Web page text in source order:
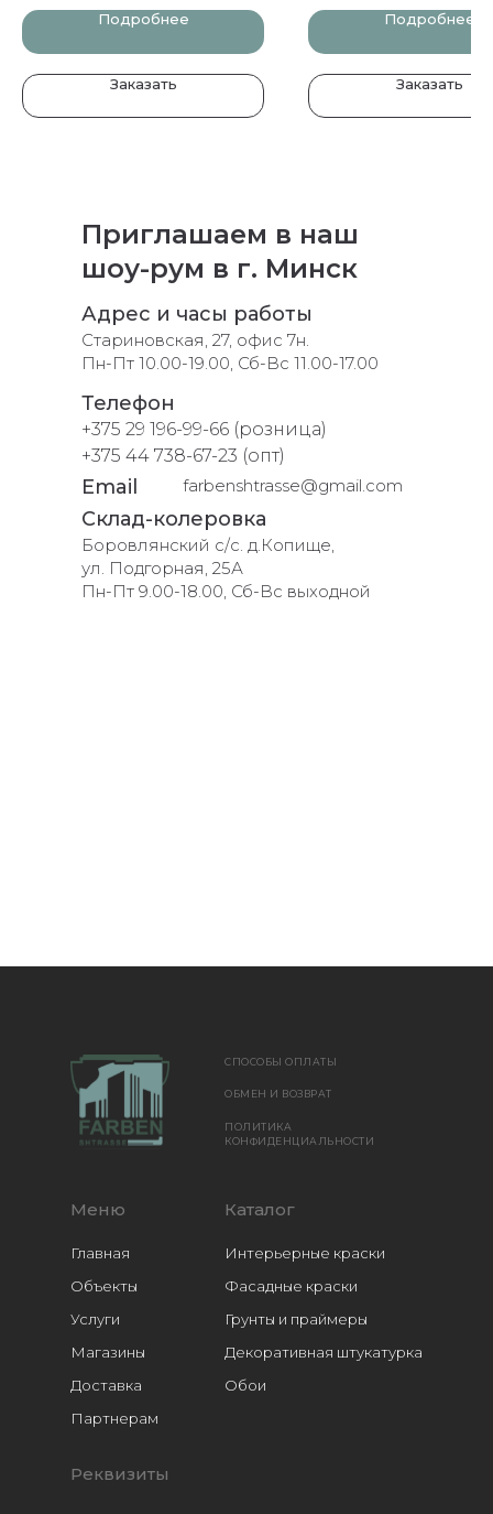
Подробнее
Заказать
Подробнее
Заказать
Приглашаем в наш
шоу-рум в г. Минск
Адрес и часы работы
Стариновская, 27, офис 7н.
Пн-Пт 10.00-19.00, Сб-Вс 11.00-17.00
Телефон
Email farbenshtrasse@gmail.com
Склад-колеровка
Боровлянский с/с. д.Копище,
ул. Подгорная, 25А
Пн-Пт 9.00-18.00, Сб-Вс выходной
+375 29 196-99-66 (розница)
+375 44 738-67-23 (опт)
Каталог
Интерьерные краски
Фасадные краски
Грунты и праймеры
Декоративная штукатурка
Обои
Расходники
Меню
Главная
Объекты
Услуги
Магазины
Доставка
Реквизиты
ОБМЕН И ВОЗВРАТ
СПОСОБЫ ОПЛАТЫ
ПОЛИТИКА
КОНФИДЕНЦИАЛЬНОСТИ
Партнерам